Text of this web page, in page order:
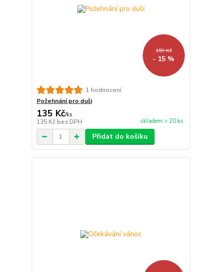
159 Kč
- 15 %
1 hodnocení
Požehnání pro duši
135 Kč/ks
135 Kč bez DPH skladem > 20 ks
Přidat do košíku